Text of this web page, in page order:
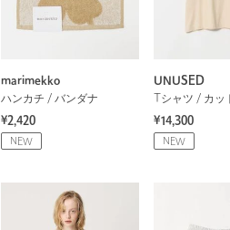
marimekko
ハンカチ / バンダナ
¥2,420
NEW
UNUSED
Tシャツ / カッ
¥14,300
NEW